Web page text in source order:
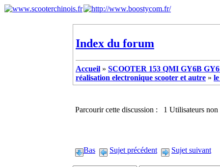
Index du forum
Accueil » SCOOTER 153 QMI GY6B
réalisation electronique scooter et autre »
Parcourir cette discussion : 1 Utilisateurs non
Bas Sujet précédent Sujet suivant